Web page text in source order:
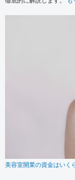
美容室開業の資金はいく